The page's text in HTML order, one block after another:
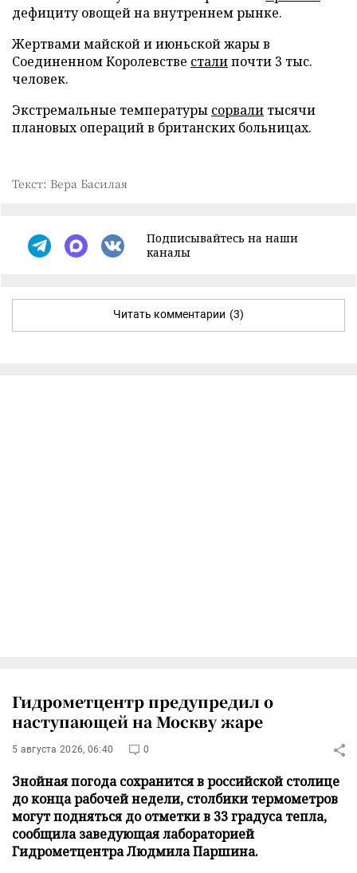
дефициту овощей на внутреннем рынке.
Жертвами майской и июньской жары в
Соединенном Королевстве сталипочти 3 тыс.
человек.
Экстремальные температуры сорвали тысячи
плановых операций в британских больницах.
Текст: Вера Басилая
Подписывайтесь на наши
каналы
Читать комментарии (3)
Гидрометцентр предупредил о
наступающей на Москву жаре
5 августа 2026, 06:40 0
Знойная погода сохранится в российской столице
до конца рабочей недели, столбики термометров
могут подняться до отметки в 33 градуса тепла,
сообщила заведующая лабораторией
Гидрометцентра Людмила Паршина.